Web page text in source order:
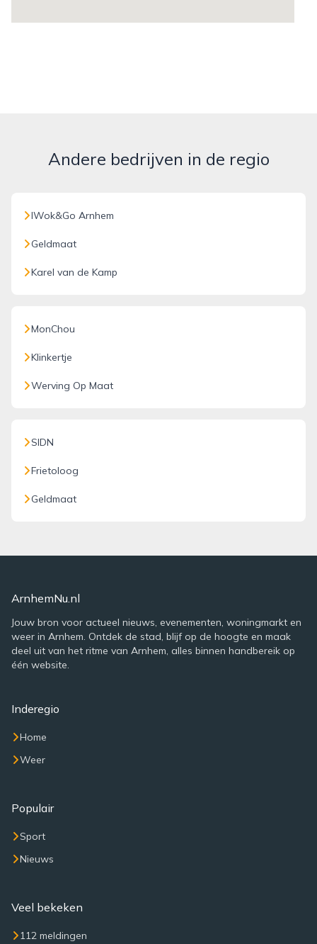
Andere bedrijven in de regio
IWok&Go Arnhem
Geldmaat
Karel van de Kamp
MonChou
Klinkertje
Werving Op Maat
SIDN
Frietoloog
Geldmaat
ArnhemNu.nl
Jouw bron voor actueel nieuws, evenementen, woningmarkt en
weer in Arnhem. Ontdek de stad, blijf op de hoogte en maak
deel uit van het ritme van Arnhem, alles binnen handbereik op
één website.
Inderegio
Home
Weer
Populair
Sport
Nieuws
Veel bekeken
112 meldingen